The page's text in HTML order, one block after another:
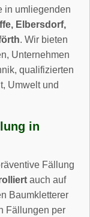
in umliegenden
Elbersdorf,
. Wir bieten
Unternehmen
qualifizierten
Umwelt und
in
Fällung
auch auf
Baumkletterer
Fällungen per